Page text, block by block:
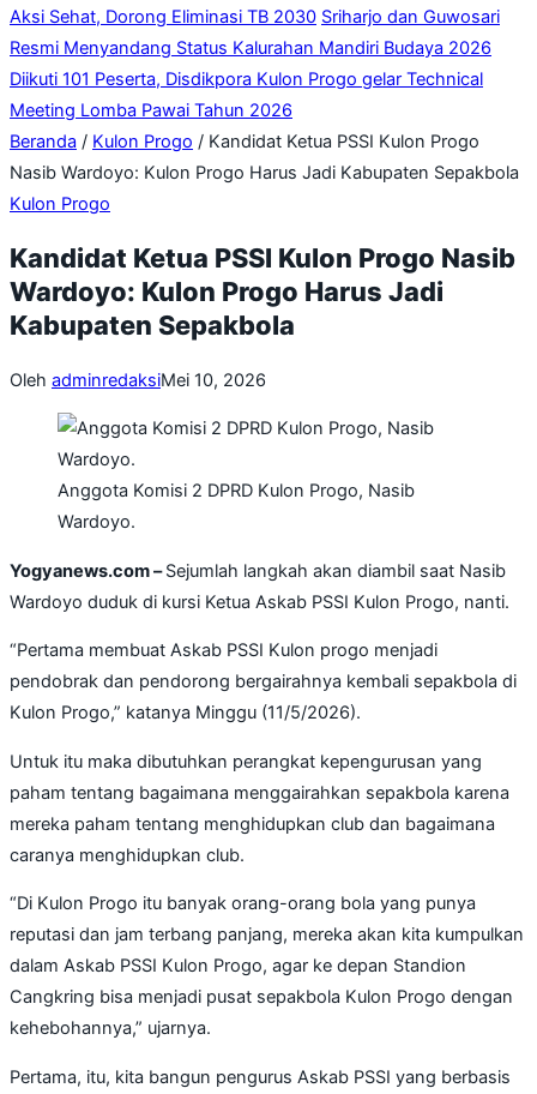
Aksi Sehat, Dorong Eliminasi TB 2030 Sriharjo dan Guwosari
Resmi Menyandang Status Kalurahan Mandiri Budaya 2026
Diikuti 101 Peserta, Disdikpora Kulon Progo gelar Technical
Meeting Lomba Pawai Tahun 2026
Beranda / Kulon Progo / Kandidat Ketua PSSI Kulon Progo
Nasib Wardoyo: Kulon Progo Harus Jadi Kabupaten Sepakbola
Kulon Progo
Kandidat Ketua PSSI Kulon Progo Nasib
Wardoyo: Kulon Progo Harus Jadi
Kabupaten Sepakbola
Oleh adminredaksiMei 10, 2026
Anggota Komisi 2 DPRD Kulon Progo, Nasib
Wardoyo.
Yogyanews.com –Sejumlah langkah akan diambil saat Nasib
Wardoyo duduk di kursi Ketua Askab PSSI Kulon Progo, nanti.
“Pertama membuat Askab PSSI Kulon progo menjadi
pendobrak dan pendorong bergairahnya kembali sepakbola di
Kulon Progo,” katanya Minggu (11/5/2026).
Untuk itu maka dibutuhkan perangkat kepengurusan yang
paham tentang bagaimana menggairahkan sepakbola karena
mereka paham tentang menghidupkan club dan bagaimana
caranya menghidupkan club.
“Di Kulon Progo itu banyak orang-orang bola yang punya
reputasi dan jam terbang panjang, mereka akan kita kumpulkan
dalam Askab PSSI Kulon Progo, agar ke depan Standion
Cangkring bisa menjadi pusat sepakbola Kulon Progo dengan
kehebohannya,” ujarnya.
Pertama, itu, kita bangun pengurus Askab PSSI yang berbasis